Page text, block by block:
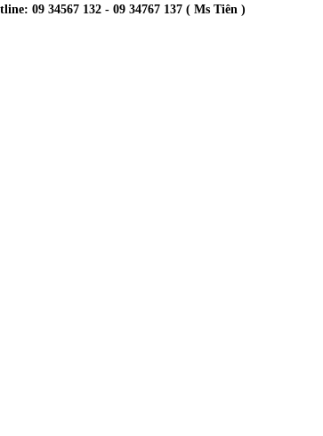
09 34567 132 - 09 34767 137 ( Ms Tiên )